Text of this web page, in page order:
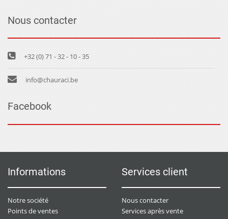
Nous contacter
+32 (0) 71 - 32 - 10 - 35
info@chauraci.be
Facebook
Informations
Notre société
Points de ventes
Services client
Nous contacter
Services après vente